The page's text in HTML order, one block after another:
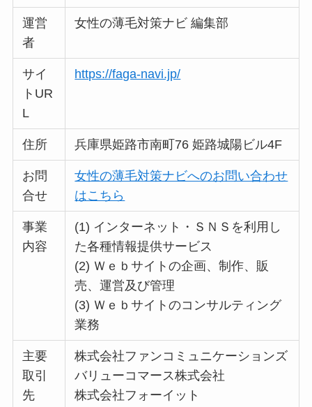
運営
者
女性の薄毛対策ナビ 編集部
サイ
トUR
L
https://faga-navi.jp/
住所 兵庫県姫路市南町76 姫路城陽ビル4F
お問
合せ
女性の薄毛対策ナビへのお問い合わせ
はこちら
事業
内容
(1) インターネット・ＳＮＳを利用し
た各種情報提供サービス
(2) Ｗｅｂサイトの企画、制作、販
売、運営及び管理
(3) Ｗｅｂサイトのコンサルティング
業務
主要
取引
先
株式会社ファンコミュニケーションズ
バリューコマース株式会社
株式会社フォーイット